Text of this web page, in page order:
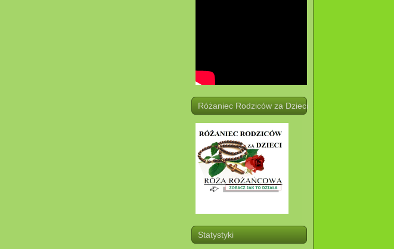
Różaniec Rodziców za Dzieci
Statystyki